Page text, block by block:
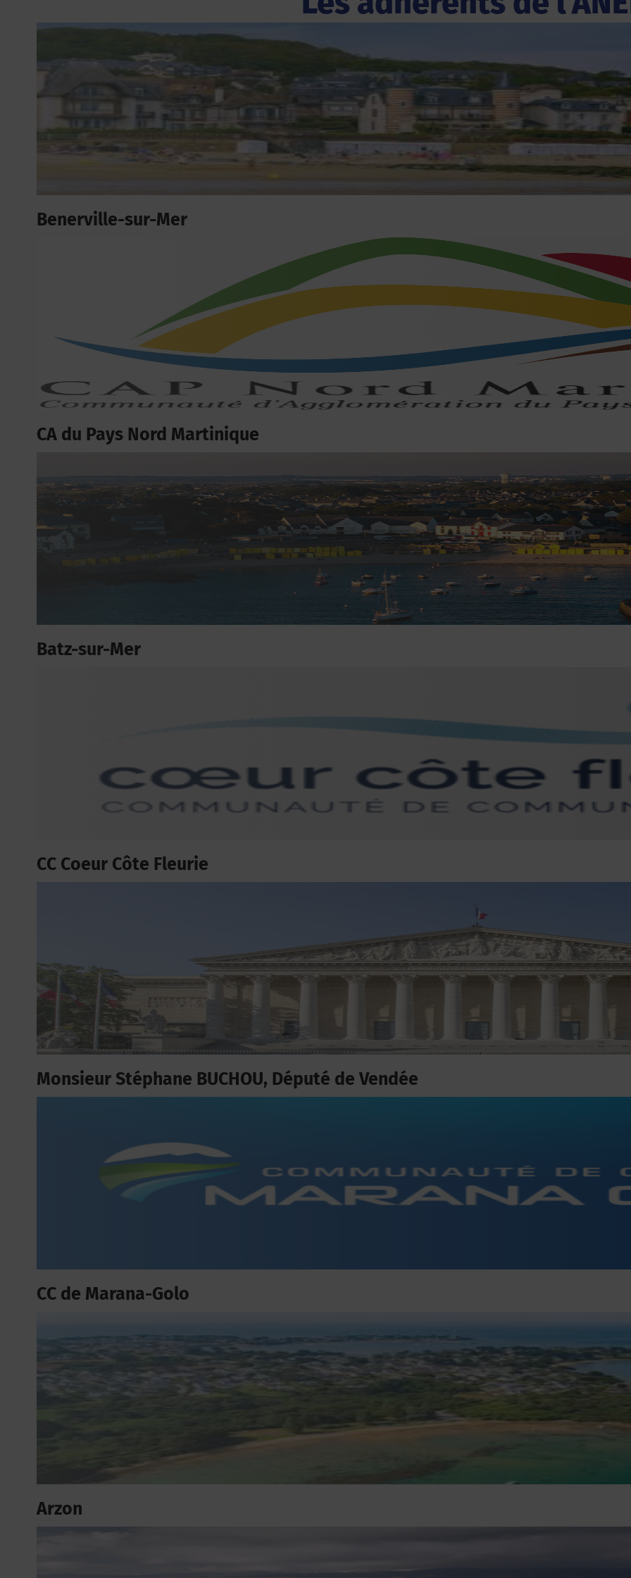
Benerville-sur-Mer
CA du Pays Nord Martinique
Batz-sur-Mer
CC Coeur Côte Fleurie
Monsieur Stéphane BUCHOU, Député de Vendée
CC de Marana-Golo
Arzon